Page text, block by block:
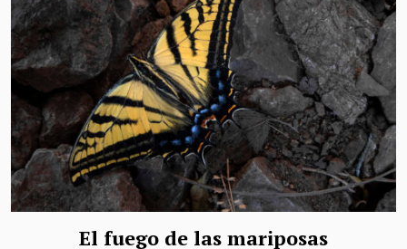
El fuego de las mariposas